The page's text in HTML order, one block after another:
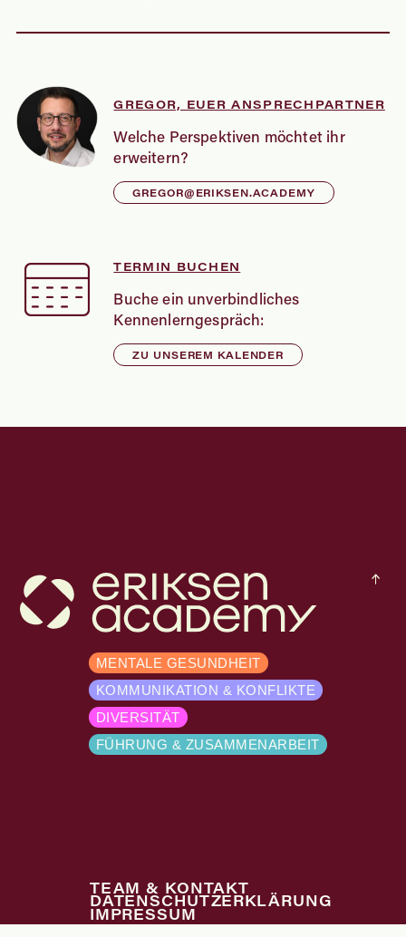
GREGOR, EUER ANSPRECHPARTNER
Welche Perspektiven möchtet ihr
erweitern?
GREGOR@ERIKSEN.ACADEMY
TERMIN BUCHEN
Buche ein unverbindliches
Kennenlerngespräch:
ZU UNSEREM KALENDER
MENTALE GESUNDHEIT
KOMMUNIKATION & KONFLIKTE
DIVERSITÄT
FÜHRUNG & ZUSAMMENARBEIT
TEAM & KONTAKT
DATENSCHUTZERKLÄRUNG
IMPRESSUM